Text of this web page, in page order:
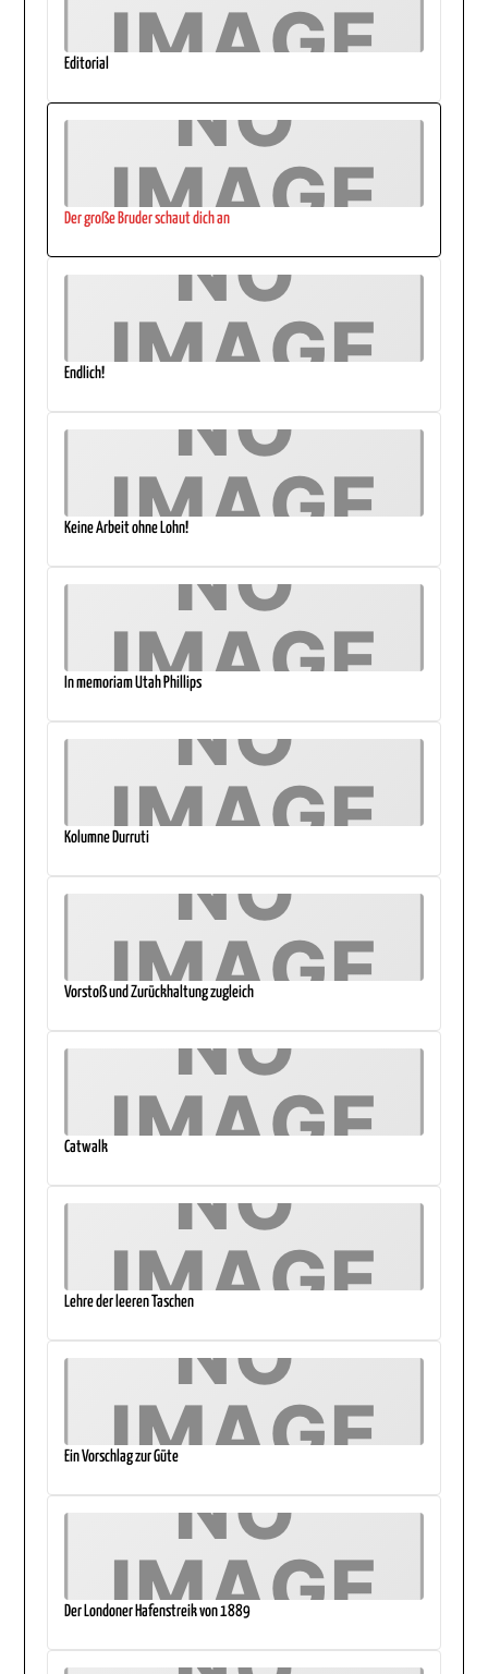
Editorial
Der große Bruder schaut dich an
Endlich!
Keine Arbeit ohne Lohn!
In memoriam Utah Phillips
Kolumne Durruti
Vorstoß und Zurückhaltung zugleich
Catwalk
Lehre der leeren Taschen
Ein Vorschlag zur Güte
Der Londoner Hafenstreik von 1889